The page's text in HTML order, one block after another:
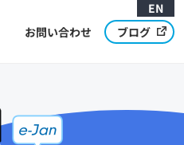
お問い合わせ ブログ
EN